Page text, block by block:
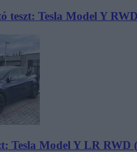
teszt: Tesla Model Y
Tesla Model Y LR RWD